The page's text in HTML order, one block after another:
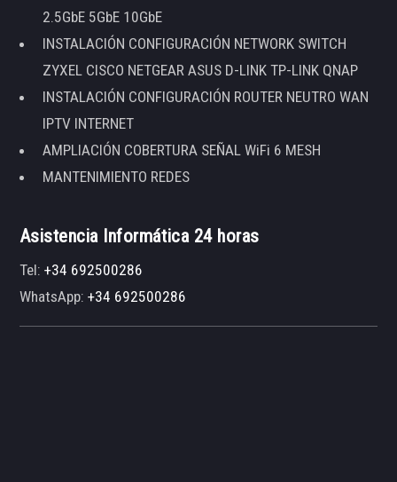
2.5GbE 5GbE 10GbE
INSTALACIÓN CONFIGURACIÓN NETWORK SWITCH
ZYXEL CISCO NETGEAR ASUS D-LINK TP-LINK QNAP
INSTALACIÓN CONFIGURACIÓN ROUTER NEUTRO WAN
IPTV INTERNET
AMPLIACIÓN COBERTURA SEÑAL WiFi 6 MESH
MANTENIMIENTO REDES
Asistencia Informática 24 horas
Tel:+34 692500286
WhatsApp:+34 692500286